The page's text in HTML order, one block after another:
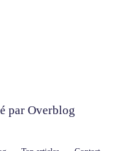
par Overblog